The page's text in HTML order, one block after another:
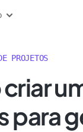
PROJETOS
para